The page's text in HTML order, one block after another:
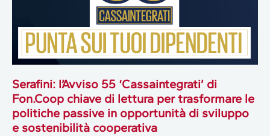
Serafini: l’Avviso 55 ‘Cassaintegrati’ di
Fon.Coop chiave di lettura per trasformare le
politiche passive in opportunità di sviluppo
e sostenibilità cooperativa